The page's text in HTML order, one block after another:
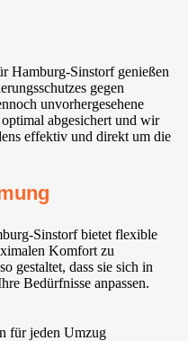
Hamburg-Sinstorf genießen
gegen
unvorhergesehene
abgesichert und wir
effektiv und direkt um die
Sinstorf bietet flexible
Komfort zu
gestaltet, dass sie sich in
Bedürfnisse anpassen.